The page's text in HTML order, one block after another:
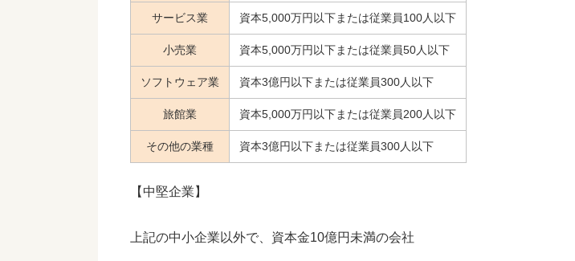
サービス業 資本5,000万円以下または従業員100人以下
小売業 資本5,000万円以下または従業員50人以下
ソフトウェア業 資本3億円以下または従業員300人以下
旅館業 資本5,000万円以下または従業員200人以下
その他の業種 資本3億円以下または従業員300人以下
【中堅企業】
上記の中小企業以外で、資本金10億円未満の会社